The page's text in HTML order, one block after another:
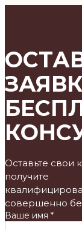
Оставьте свои
получите
совершенно
Ваше имя *